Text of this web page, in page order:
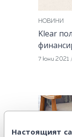
Настоящият
НОВИНИ
Klear
7 юни 2021 /